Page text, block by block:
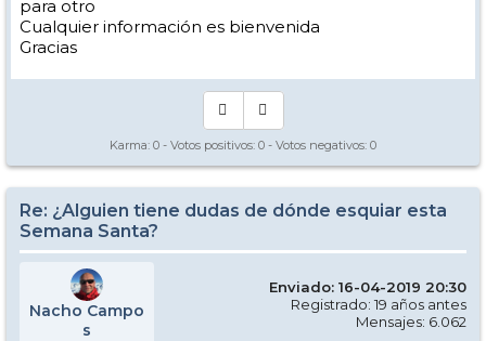
para otro
Cualquier información es bienvenida
Gracias
Karma: 0 - Votos positivos: 0 - Votos negativos: 0
Re: ¿Alguien tiene dudas de dónde esquiar esta
Semana Santa?
Nacho Campo
s
Enviado: 16-04-2019 20:30
Registrado: 19 años antes
Mensajes: 6.062